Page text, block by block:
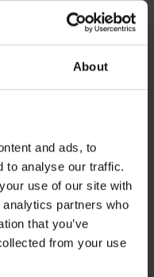
About
and ads, to
to analyse our traffic.
use of our site with
partners who
that you’ve
from your use